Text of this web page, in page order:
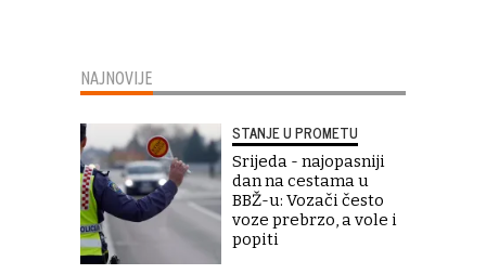
NAJNOVIJE
STANJE U PROMETU
Srijeda - najopasniji
dan na cestama u
BBŽ-u: Vozači često
voze prebrzo, a vole i
popiti